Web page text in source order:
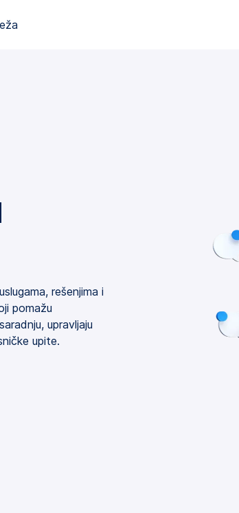
rešenjima i
pomažu
upravljaju
upite.